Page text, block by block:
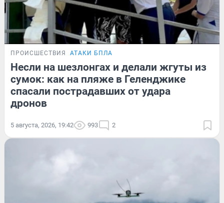
ПРОИСШЕСТВИЯ АТАКИ БПЛА
Несли на шезлонгах и делали жгуты из
сумок: как на пляже в Геленджике
спасали пострадавших от удара
дронов
5 августа, 2026, 19:42 993 2